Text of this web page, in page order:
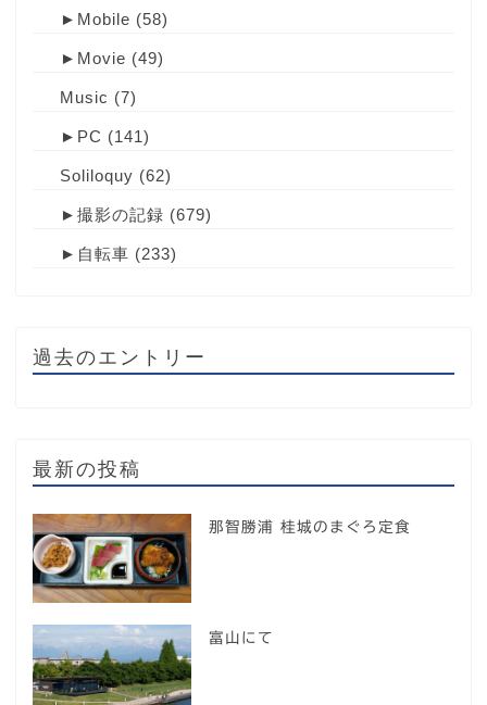
► Mobile (58)
► Movie (49)
Music (7)
► PC (141)
Soliloquy (62)
► 撮影の記録 (679)
► 自転車 (233)
過去のエントリー
最新の投稿
那智勝浦 桂城のまぐろ定食
富山にて